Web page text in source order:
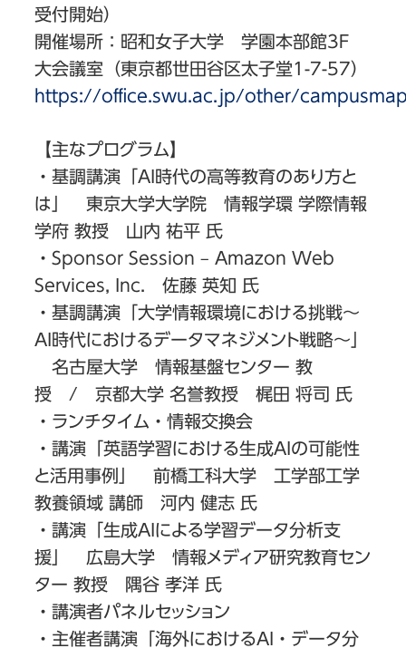
受付開始）
開催場所：昭和女子大学 学園本部館3F
大会議室（東京都世田谷区太子堂1-7-57）
https://office.swu.ac.jp/other/
【主なプログラム】
・基調講演「AI時代の高等教育のあり方と
は」 東京大学大学院 情報学環 学際情報
学府 教授 山内 祐平 氏
・Sponsor Session – Amazon Web
Services, Inc. 佐藤 英知 氏
・基調講演「大学情報環境における挑戦～
AI時代におけるデータマネジメント戦略～」
名古屋大学 情報基盤センター 教
授 / 京都大学 名誉教授 梶田 将司 氏
・ランチタイム・情報交換会
・講演「英語学習における生成AIの可能性
と活用事例」 前橋工科大学 工学部工学
教養領域 講師 河内 健志 氏
・講演「生成AIによる学習データ分析支
援」 広島大学 情報メディア研究教育セン
ター 教授 隅谷 孝洋 氏
・講演者パネルセッション
・主催者講演「海外におけるAI・データ分